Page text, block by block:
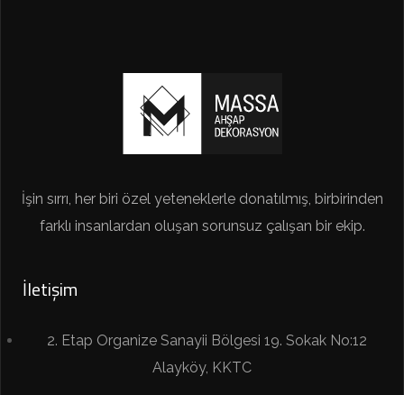
İşin sırrı, her biri özel yeteneklerle donatılmış, birbirinden
farklı insanlardan oluşan sorunsuz çalışan bir ekip.
İletişim
2. Etap Organize Sanayii Bölgesi 19. Sokak No:12
Alayköy, KKTC